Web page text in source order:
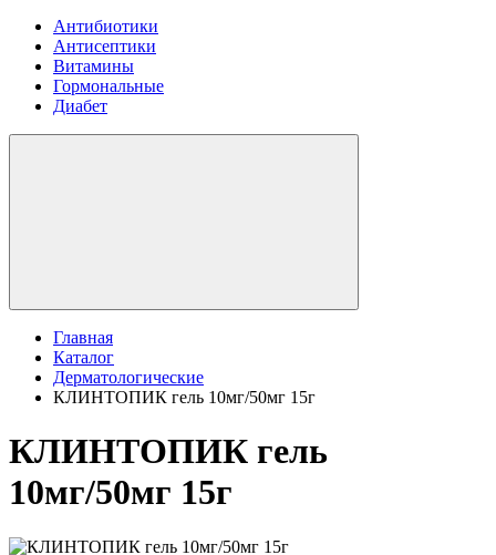
Антибиотики
Антисептики
Витамины
Гормональные
Диабет
Главная
Каталог
Дерматологические
КЛИНТОПИК гель 10мг/50мг 15г
КЛИНТОПИК гель
10мг/50мг 15г